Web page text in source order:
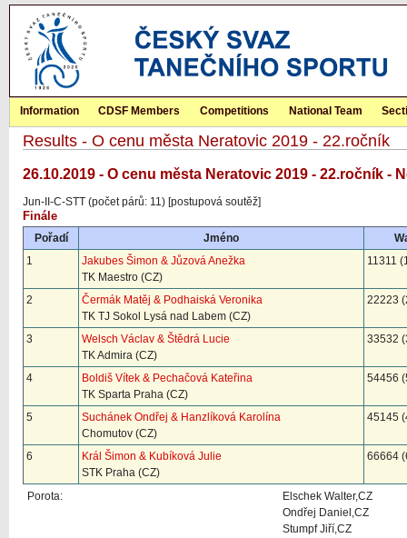
Information CDSF Members Competitions National Team
Results - O cenu města Neratovic 2019 - 22.ročník
26.10.2019 - O cenu města Neratovic 2019 - 22.ročník -
Jun-II-C-STT (počet párů: 11) [postupová soutěž]
Finále
Pořadí Jméno
1
Jakubes Šimon & Jůzová Anežka
TK Maestro (CZ)
11311
2
Čermák Matěj & Podhaiská Veronika
TK TJ Sokol Lysá nad Labem (CZ)
22223
3
Welsch Václav & Štědrá Lucie
TK Admira (CZ)
33532
4
Boldiš Vítek & Pechačová Kateřina
TK Sparta Praha (CZ)
54456
5
Suchánek Ondřej & Hanzlíková Karolína
Chomutov (CZ)
45145
6
Král Šimon & Kubíková Julie
STK Praha (CZ)
66664
Porota:
Elschek Walter,CZ
Ondřej Daniel,CZ
Stumpf Jiří,CZ